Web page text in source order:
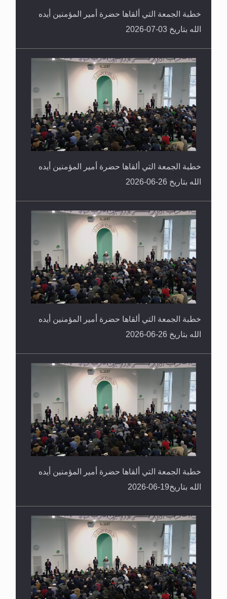
خطبة الجمعة التي ألقاها حضرة أمير المؤمنين أيده
الله بتاريخ 03-07-2026
خطبة الجمعة التي ألقاها حضرة أمير المؤمنين أيده
الله بتاريخ 26-06-2026
خطبة الجمعة التي ألقاها حضرة أمير المؤمنين أيده
الله بتاريخ 26-06-2026
خطبة الجمعة التي ألقاها حضرة أمير المؤمنين أيده
الله بتاريخ19-06-2026